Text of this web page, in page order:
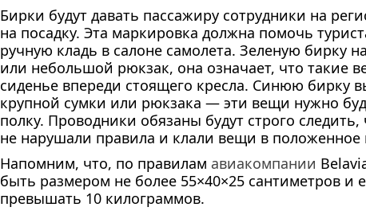
Бирки будут давать пассажиру сотрудники на
на посадку. Эта маркировка должна помочь
ручную кладь в салоне самолета. Зеленую бирку
или небольшой рюкзак, она означает, что такие
сиденье впереди стоящего кресла. Синюю бирку
крупной сумки или рюкзака — эти вещи нужно
полку. Проводники обязаны будут строго
не нарушали правила и клали вещи в положенное
Напомним, что, по правилам авиакомпании
быть размером не более 55×40×25 сантиметров и
превышать 10 килограммов.